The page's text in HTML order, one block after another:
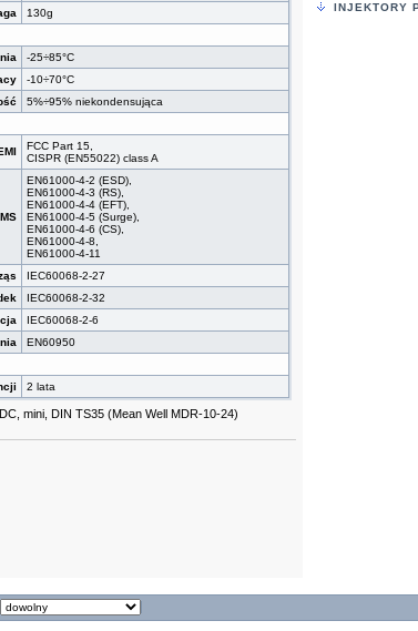
130g
-25÷85°C
-10÷70°C
5%÷95% niekondensująca
FCC Part 15,
CISPR (EN55022) class A
EN61000-4-2 (ESD),
EN61000-4-3 (RS),
EN61000-4-4 (EFT),
EN61000-4-5 (Surge),
EN61000-4-6 (CS),
EN61000-4-8,
EN61000-4-11
IEC60068-2-27
IEC60068-2-32
IEC60068-2-6
EN60950
2 lata
mini, DIN TS35 (Mean Well MDR-10-24)
INJEKTORY